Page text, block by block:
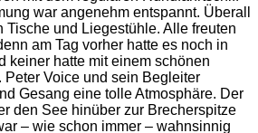
war angenehm entspannt. Überall
Tische und Liegestühle. Alle freuten
am Tag vorher hatte es noch in
keiner hatte mit einem schönen
Peter Voice und sein Begleiter
Gesang eine tolle Atmosphäre. Der
den See hinüber zur Brecherspitze
– wie schon immer – wahnsinnig